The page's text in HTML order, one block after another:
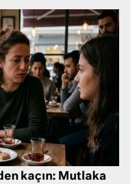
kaçın: Mutlaka